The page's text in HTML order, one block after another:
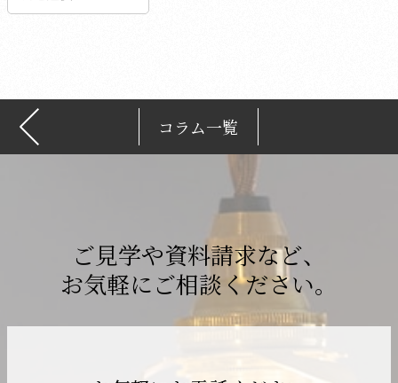
イ
コラム一覧
ご見学や資料請求など、
お気軽にご相談ください。